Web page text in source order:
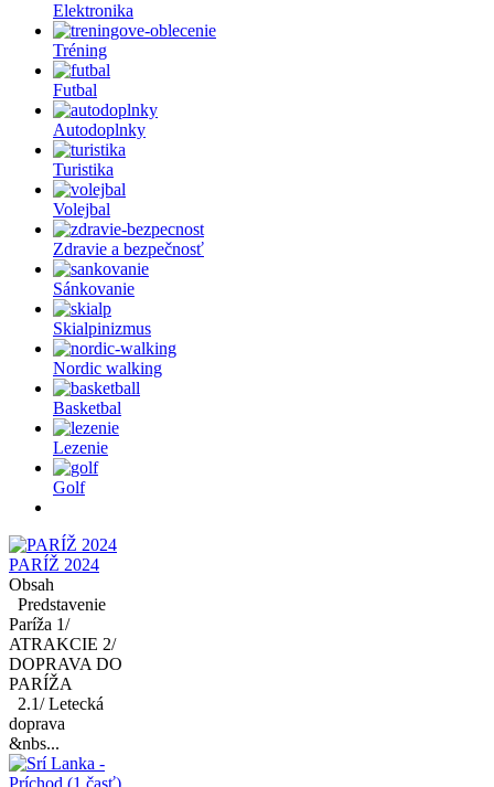
Elektronika
Tréning
Futbal
Autodoplnky
Turistika
Volejbal
Zdravie a bezpečnosť
Sánkovanie
Skialpinizmus
Nordic walking
Basketbal
Lezenie
Golf
PARÍŽ 2024
Obsah
Predstavenie
Paríža 1/
ATRAKCIE 2/
DOPRAVA DO
PARÍŽA
2.1/ Letecká
doprava
&nbs...